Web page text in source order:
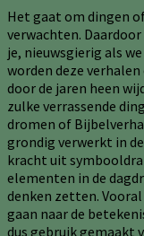
Het gaat om dingen
verwachten.
je, nieuwsgierig als
worden deze
door de jaren heen
zulke verrassende
dromen of
grondig verwerkt in
kracht uit
elementen in de
denken zetten.
gaan naar de
dus gebruik gemaakt